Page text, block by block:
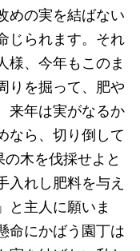
めの実を結ばない
じられます。それ
様、今年もこのま
りを掘って、肥や
来年は実がなるか
なら、切り倒して
木を伐採せよと
入れし肥料を与え
と主人に願いま
命にかばう園丁は